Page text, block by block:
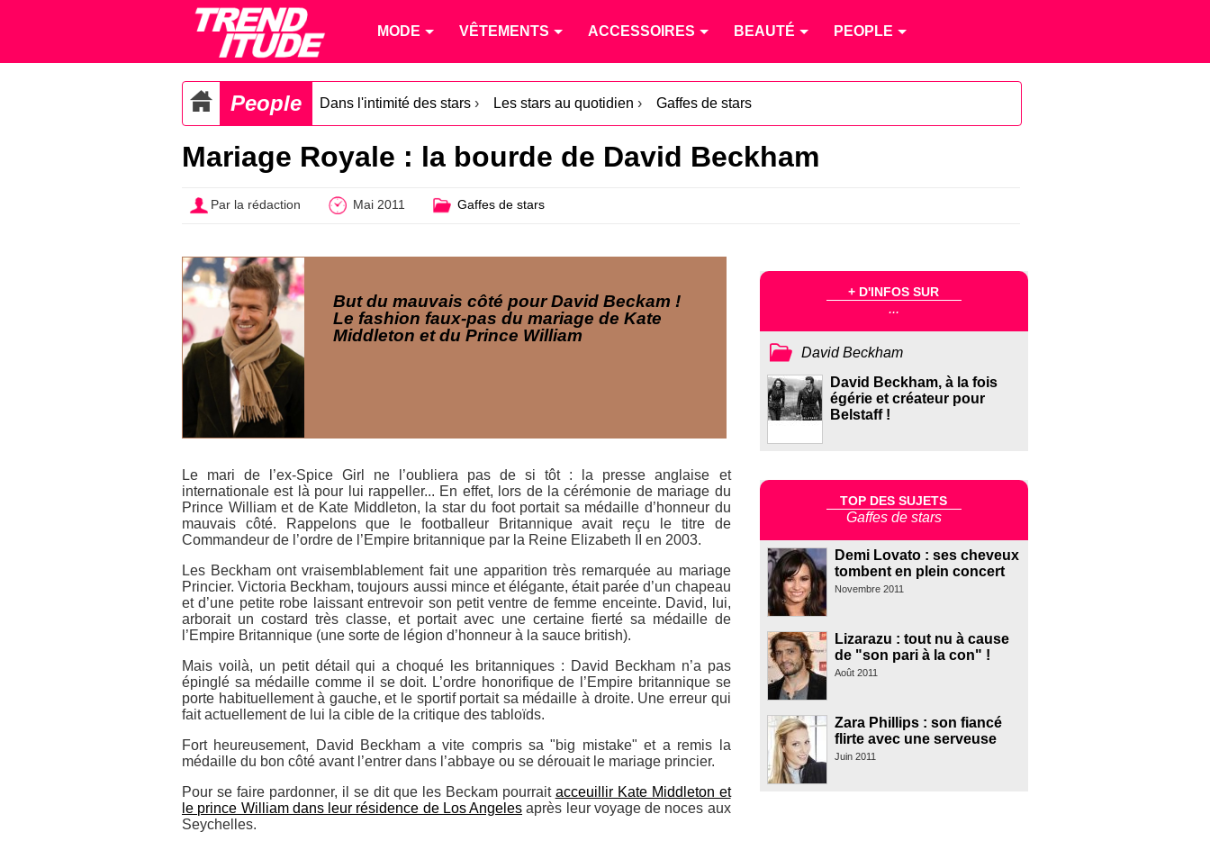
MODE VÊTEMENTS ACCESSOIRES BEAUTÉ PEOPLE
People Dans l'intimité des stars › Les stars au quotidien › Gaffes de stars
Mariage Royale : la bourde de David Beckham
Par la rédaction Mai 2011 Gaffes de stars
But du mauvais côté pour David Beckam !
Le fashion faux-pas du mariage de Kate
Middleton et du Prince William
Le mari de l’ex-Spice Girl ne l’oubliera pas de si tôt : la presse anglaise et
internationale est là pour lui rappeller... En effet, lors de la cérémonie de mariage du
Prince William et de Kate Middleton, la star du foot portait sa médaille d’honneur du
mauvais côté. Rappelons que le footballeur Britannique avait reçu le titre de
Commandeur de l’ordre de l’Empire britannique par la Reine Elizabeth II en 2003.
Les Beckham ont vraisemblablement fait une apparition très remarquée au mariage
Princier. Victoria Beckham, toujours aussi mince et élégante, était parée d’un chapeau
et d’une petite robe laissant entrevoir son petit ventre de femme enceinte. David, lui,
arborait un costard très classe, et portait avec une certaine fierté sa médaille de
l’Empire Britannique (une sorte de légion d’honneur à la sauce british).
Mais voilà, un petit détail qui a choqué les britanniques : David Beckham n’a pas
épinglé sa médaille comme il se doit. L’ordre honorifique de l’Empire britannique se
porte habituellement à gauche, et le sportif portait sa médaille à droite. Une erreur qui
fait actuellement de lui la cible de la critique des tabloïds.
Fort heureusement, David Beckham a vite compris sa "big mistake" et a remis la
médaille du bon côté avant l’entrer dans l’abbaye ou se dérouait le mariage princier.
Pour se faire pardonner, il se dit que les Beckam pourrait acceuillir Kate Middleton et
le prince William dans leur résidence de Los Angeles après leur voyage de noces aux
Seychelles.
+ D'INFOS SUR
...
David Beckham
David Beckham, à la fois
égérie et créateur pour
Belstaff !
TOP DES SUJETS
Gaffes de stars
Demi Lovato : ses cheveux
tombent en plein concert
Novembre 2011
Lizarazu : tout nu à cause
de "son pari à la con" !
Août 2011
Zara Phillips : son fiancé
flirte avec une serveuse
Juin 2011